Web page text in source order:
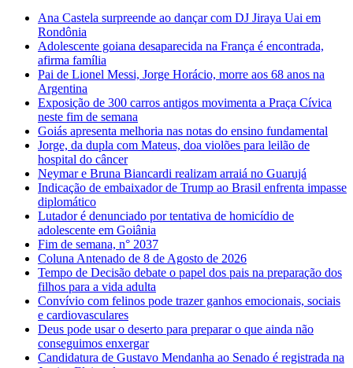
Ana Castela surpreende ao dançar com DJ Jiraya Uai em
Rondônia
Adolescente goiana desaparecida na França é encontrada,
afirma família
Pai de Lionel Messi, Jorge Horácio, morre aos 68 anos na
Argentina
Exposição de 300 carros antigos movimenta a Praça Cívica
neste fim de semana
Goiás apresenta melhoria nas notas do ensino fundamental
Jorge, da dupla com Mateus, doa violões para leilão de
hospital do câncer
Neymar e Bruna Biancardi realizam arraiá no Guarujá
Indicação de embaixador de Trump ao Brasil enfrenta impasse
diplomático
Lutador é denunciado por tentativa de homicídio de
adolescente em Goiânia
Fim de semana, n° 2037
Coluna Antenado de 8 de Agosto de 2026
Tempo de Decisão debate o papel dos pais na preparação dos
filhos para a vida adulta
Convívio com felinos pode trazer ganhos emocionais, sociais
e cardiovasculares
Deus pode usar o deserto para preparar o que ainda não
conseguimos enxergar
Candidatura de Gustavo Mendanha ao Senado é registrada na